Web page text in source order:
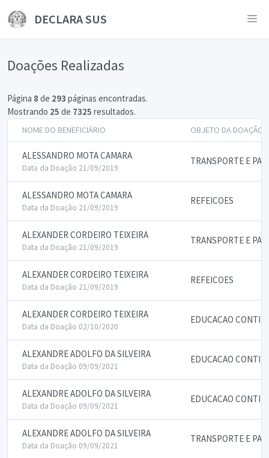
DECLARA SUS
Doações Realizadas
Página 8 de 293 páginas encontradas.
Mostrando 25 de 7325 resultados.
NOME DO BENEFICIÁRIO OBJETO DA DOAÇÃO
ALESSANDRO MOTA CAMARA
Data da Doação 21/09/2019
TRANSPORTE E
ALESSANDRO MOTA CAMARA
Data da Doação 21/09/2019
REFEICOES
ALEXANDER CORDEIRO TEIXEIRA
Data da Doação 21/09/2019
TRANSPORTE E
ALEXANDER CORDEIRO TEIXEIRA
Data da Doação 21/09/2019
REFEICOES
ALEXANDER CORDEIRO TEIXEIRA
Data da Doação 02/10/2020
EDUCACAO
ALEXANDRE ADOLFO DA SILVEIRA
Data da Doação 09/09/2021
EDUCACAO
ALEXANDRE ADOLFO DA SILVEIRA
Data da Doação 09/09/2021
EDUCACAO
ALEXANDRE ADOLFO DA SILVEIRA
Data da Doação 09/09/2021
TRANSPORTE E